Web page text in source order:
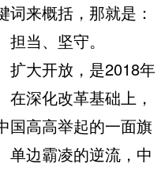
来概括，那就是：
当、坚守。
大开放，是2018年
深化改革基础上，
国高高举起的一面旗
单边霸凌的逆流，中